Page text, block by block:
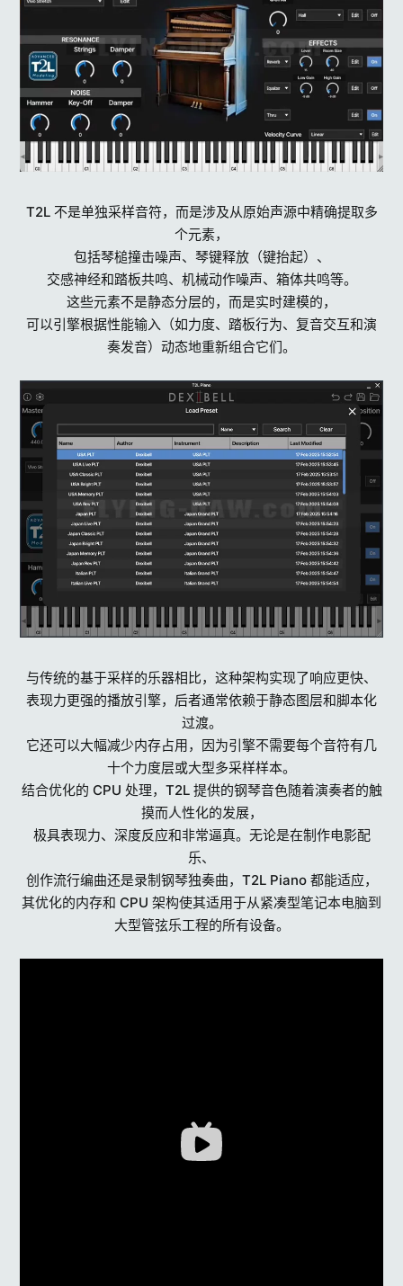
T2L 不是单独采样音符，而是涉及从原始声源中精确提取多
个元素，
包括琴槌撞击噪声、琴键释放（键抬起）、
交感神经和踏板共鸣、机械动作噪声、箱体共鸣等。
这些元素不是静态分层的，而是实时建模的，
可以引擎根据性能输入（如力度、踏板行为、复音交互和演
奏发音）动态地重新组合它们。
与传统的基于采样的乐器相比，这种架构实现了响应更快、
表现力更强的播放引擎，后者通常依赖于静态图层和脚本化
过渡。
它还可以大幅减少内存占用，因为引擎不需要每个音符有几
十个力度层或大型多采样样本。
结合优化的 CPU 处理，T2L 提供的钢琴音色随着演奏者的触
摸而人性化的发展，
极具表现力、深度反应和非常逼真。无论是在制作电影配
乐、
创作流行编曲还是录制钢琴独奏曲，T2L Piano 都能适应，
其优化的内存和 CPU 架构使其适用于从紧凑型笔记本电脑到
大型管弦乐工程的所有设备。